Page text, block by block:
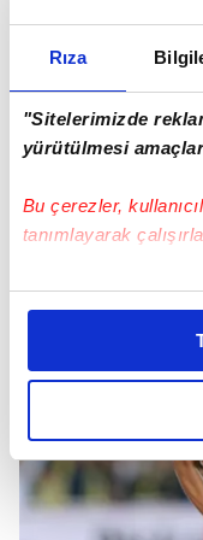
Rıza
"Sitelerimizde
yürütülmesi
Bu çerezler,
tanımlayarak
Bu çerezlere izin
daha iyi reklam
amacımızın size
olduğunu ve sizlere
elimizden gelen
reklamların
kalemimiz olduğunu
Fenerbahçe'nin
bulunuyor. Genç
transferde ciddi
ediliyor.